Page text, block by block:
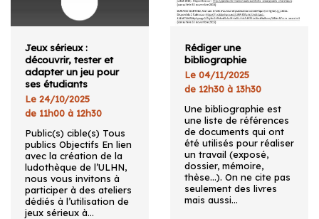
Jeux sérieux :
découvrir, tester et
adapter un jeu pour
ses étudiants
Le 24/10/2025
de 11h00 à 12h30
Public(s) cible(s) Tous
publics Objectifs En lien
avec la création de la
ludothèque de l’ULHN,
nous vous invitons à
participer à des ateliers
dédiés à l’utilisation de
jeux sérieux à…
Rédiger une
bibliographie
Le 04/11/2025
de 12h30 à 13h30
Une bibliographie est
une liste de références
de documents qui ont
été utilisés pour réaliser
un travail (exposé,
dossier, mémoire,
thèse…). On ne cite pas
seulement des livres
mais aussi…